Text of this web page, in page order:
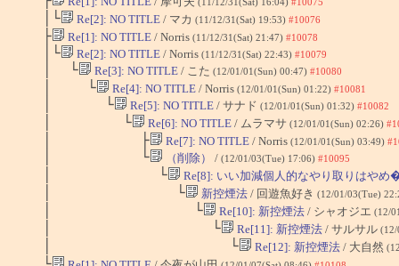
│└ Re[2]: NO TITLE/ マカ (11/12/31(Sat) 19:53) #10076
├ Re[1]: NO TITLE/ Norris (11/12/31(Sat) 21:47) #10078
│└ Re[2]: NO TITLE/ Norris (11/12/31(Sat) 22:43) #10079
│ └ Re[3]: NO TITLE/ こた (12/01/01(Sun) 00:47) #10080
│ └ Re[4]: NO TITLE/ Norris (12/01/01(Sun) 01:22) #10081
│ └ Re[5]: NO TITLE/ サナド (12/01/01(Sun) 01:32) #10082
│ └ Re[6]: NO TITLE/ ムラマサ (12/01/01(Sun) 02:26)
│ ├ Re[7]: NO TITLE/ Norris (12/01/01(Sun) 03:49)
│ └ （削除） / (12/01/03(Tue) 17:06) #10095
│ └ Re[8]: いい加減個人的なやり取りはやめ
│ └ 新控煙法/ 回遊魚好き (12/01/03(Tue)
│ └ Re[10]: 新控煙法/ シャオジエ (12/
│ └ Re[11]: 新控煙法/ サルサル (12/
│ └ Re[12]: 新控煙法/ 大自然